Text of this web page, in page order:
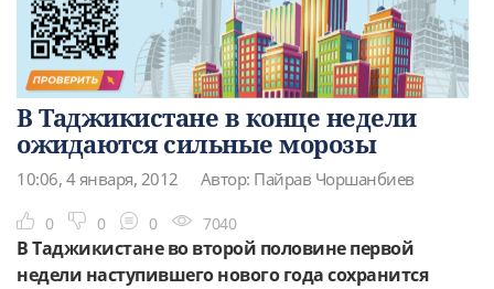
В Таджикистане в конце недели
ожидаются сильные морозы
10:06, 4 января, 2012 Автор: Пайрав Чоршанбиев
0 0 0 7040
В Таджикистане во второй половине первой
недели наступившего нового года сохранится